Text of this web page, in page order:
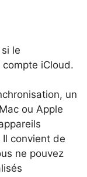
le
iCloud.
un
ou Apple
convient de
ne pouvez